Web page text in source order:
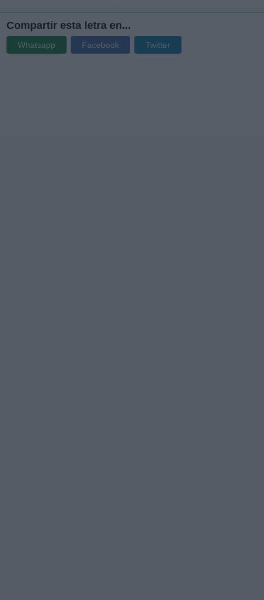
Compartir esta letra en...
Whatsapp Facebook Twitter